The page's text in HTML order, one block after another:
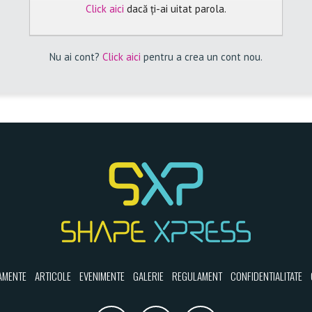
Click aici dacă ți-ai uitat parola.
Nu ai cont? Click aici pentru a crea un cont nou.
ARTICOLE EVENIMENTE GALERIE REGULAMENT CONFIDENTIALITATE